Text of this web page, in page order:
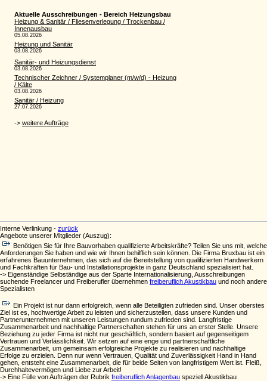
Interne Verlinkung - zurück
Angebote unserer Mitglieder (Auszug):
Benötigen Sie für Ihre Bauvorhaben qualifizierte Arbeitskräfte? Teilen Sie uns mit, welche
Anforderungen Sie haben und wie wir Ihnen behilflich sein können. Die Firma Bruxbau ist ein
erfahrenes Bauunternehmen, das sich auf die Bereitstellung von qualifizierten Handwerkern
und Fachkräften für Bau- und Installationsprojekte in ganz Deutschland spezialisiert hat.
-> Eigenständige Selbständige aus der Sparte Internationalisierung, Ausschreibungen
suchende Freelancer und Freiberufler übernehmen freiberuflich Akustikbau und noch andere
Spezialisten
Ein Projekt ist nur dann erfolgreich, wenn alle Beteiligten zufrieden sind. Unser oberstes
Ziel ist es, hochwertige Arbeit zu leisten und sicherzustellen, dass unsere Kunden und
Partnerunternehmen mit unseren Leistungen rundum zufrieden sind. Langfristige
Zusammenarbeit und nachhaltige Partnerschaften stehen für uns an erster Stelle. Unsere
Beziehung zu jeder Firma ist nicht nur geschäftlich, sondern basiert auf gegenseitigem
Vertrauen und Verlässlichkeit. Wir setzen auf eine enge und partnerschaftliche
Zusammenarbeit, um gemeinsam erfolgreiche Projekte zu realisieren und nachhaltige
Erfolge zu erzielen. Denn nur wenn Vertrauen, Qualität und Zuverlässigkeit Hand in Hand
gehen, entsteht eine Zusammenarbeit, die für beide Seiten von langfristigem Wert ist. Fleiß,
Durchhaltevermögen und Liebe zur Arbeit!
-> Eine Fülle von Aufträgen der Rubrik freiberuflich Anlagenbau speziell Akustikbau